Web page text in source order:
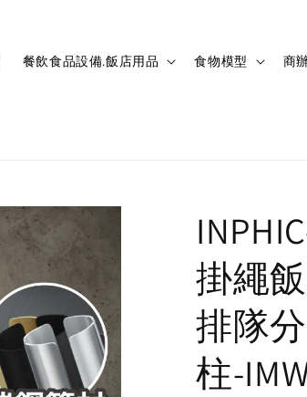
餐飲食品設備.飯店用品 食物模型 商
掛繩
排隊
柱-